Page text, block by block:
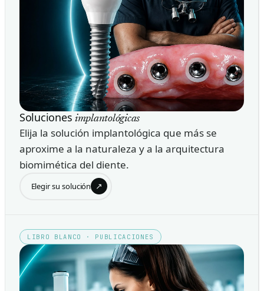
Soluciones implantológicas
Elija la solución implantológica que más se
aproxime a la naturaleza y a la arquitectura
biomimética del diente.
Elegir su solución ↗
LIBRO BLANCO · PUBLICACIONES